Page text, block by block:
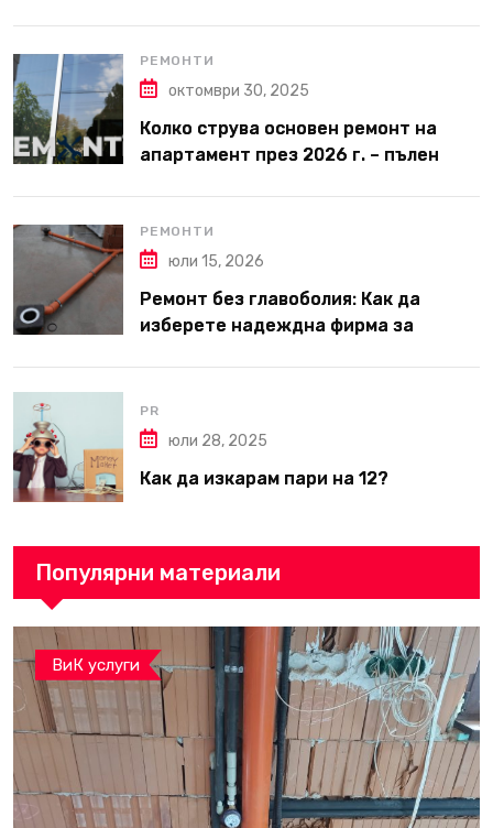
РЕМОНТИ
октомври 30, 2025
Колко струва основен ремонт на
апартамент през 2026 г. – пълен
РЕМОНТИ
юли 15, 2026
Ремонт без главоболия: Как да
изберете надеждна фирма за
PR
юли 28, 2025
Как да изкарам пари на 12?
Популярни материали
ВиК услуги